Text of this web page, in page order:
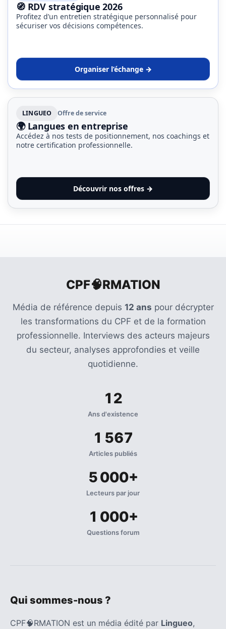
🧭 RDV stratégique 2026
Profitez d’un entretien stratégique personnalisé pour
sécuriser vos décisions compétences.
Organiser l’échange →
LINGUEO Offre de service
🌍 Langues en entreprise
Accédez à nos tests de positionnement, nos coachings et
notre certification professionnelle.
Découvrir nos offres →
CPF🧠RMATION
Média de référence depuis 12 ans pour décrypter
les transformations du CPF et de la formation
professionnelle. Interviews des acteurs majeurs
du secteur, analyses approfondies et veille
quotidienne.
12
Ans d'existence
1 567
Articles publiés
5 000+
Lecteurs par jour
1 000+
Questions forum
Qui sommes-nous ?
CPF🧠RMATION est un média édité par Lingueo,